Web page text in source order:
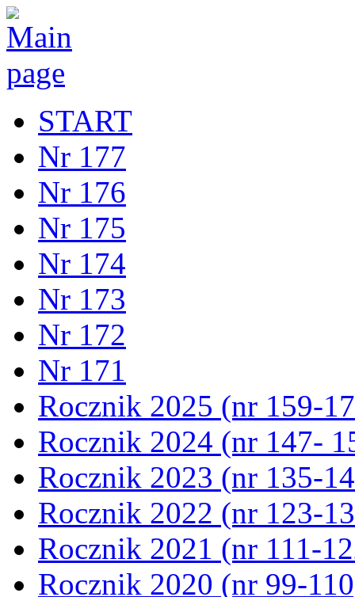
START
Nr 177
Nr 176
Nr 175
Nr 174
Nr 173
Nr 172
Nr 171
Rocznik 2025 (nr 159-
Rocznik 2024 (nr 147-
Rocznik 2023 (nr 135-
Rocznik 2022 (nr 123-
Rocznik 2021 (nr 111-
Rocznik 2020 (nr 99-